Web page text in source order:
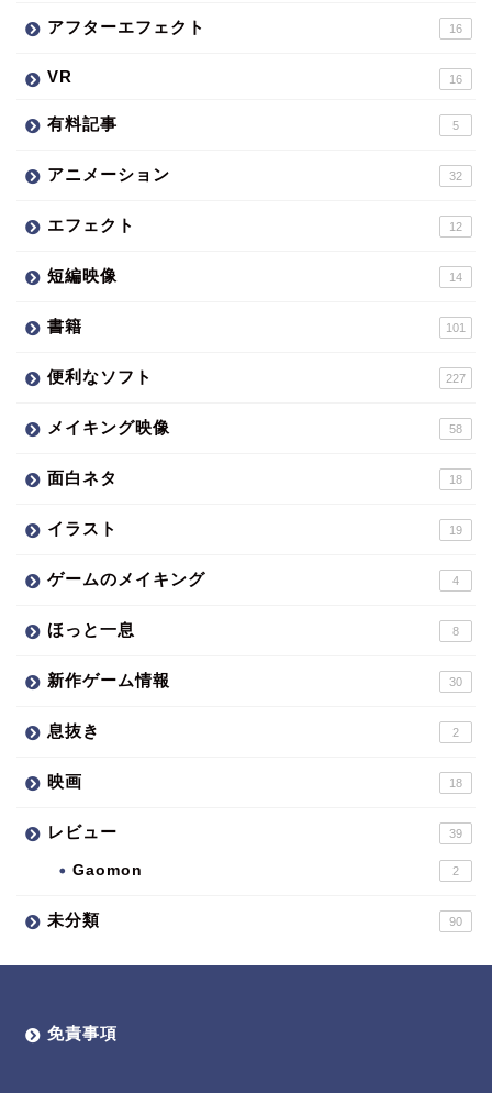
アフターエフェクト 16
VR 16
有料記事 5
アニメーション 32
エフェクト 12
短編映像 14
書籍 101
便利なソフト 227
メイキング映像 58
面白ネタ 18
イラスト 19
ゲームのメイキング 4
ほっと一息 8
新作ゲーム情報 30
息抜き 2
映画 18
レビュー 39
Gaomon 2
未分類 90
免責事項